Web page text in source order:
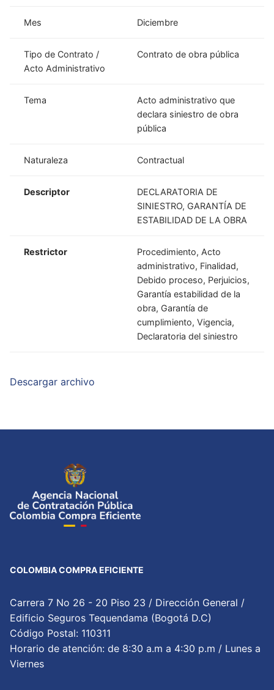
Mes Diciembre
Tipo de Contrato /
Acto Administrativo
Contrato de obra pública
Tema
Acto administrativo que
declara siniestro de obra
pública
Naturaleza Contractual
Descriptor
DECLARATORIA DE
SINIESTRO, GARANTÍA DE
ESTABILIDAD DE LA OBRA
Restrictor
Procedimiento, Acto
administrativo, Finalidad,
Debido proceso, Perjuicios,
Garantía estabilidad de la
obra, Garantía de
cumplimiento, Vigencia,
Declaratoria del siniestro
Descargar archivo
COLOMBIA COMPRA EFICIENTE
Carrera 7 No 26 - 20 Piso 23 / Dirección General /
Edificio Seguros Tequendama (Bogotá D.C)
Código Postal: 110311
Horario de atención: de 8:30 a.m a 4:30 p.m / Lunes a
Viernes